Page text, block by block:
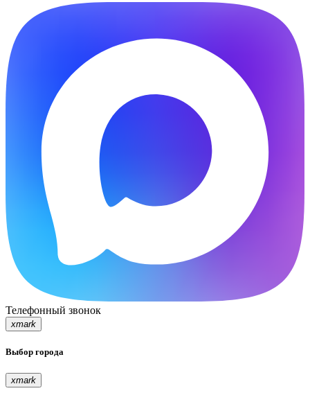
Телефонный звонок
xmark
Выбор города
xmark